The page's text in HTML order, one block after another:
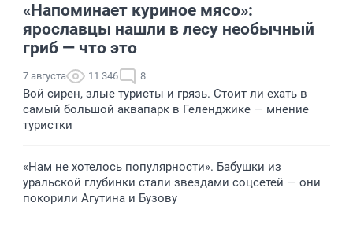
«Напоминает куриное мясо»:
ярославцы нашли в лесу необычный
гриб — что это
7 августа 11 346 8
Вой сирен, злые туристы и грязь. Стоит ли ехать в
самый большой аквапарк в Геленджике — мнение
туристки
«Нам не хотелось популярности». Бабушки из
уральской глубинки стали звездами соцсетей — они
покорили Агутина и Бузову